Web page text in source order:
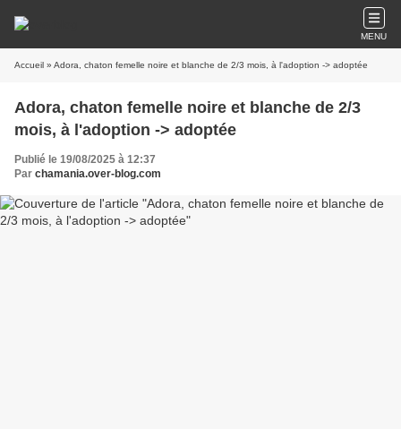
MENU
Accueil » Adora, chaton femelle noire et blanche de 2/3 mois, à l'adoption -> adoptée
Adora, chaton femelle noire et blanche de 2/3
mois, à l'adoption -> adoptée
Publié le 19/08/2025 à 12:37
Par chamania.over-blog.com